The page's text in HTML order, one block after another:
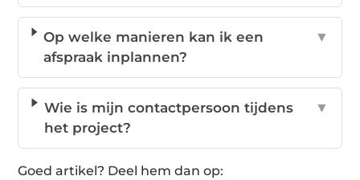
Op welke manieren kan ik een
afspraak inplannen?
▼
Wie is mijn contactpersoon tijdens
het project?
▼
Goed artikel? Deel hem dan op: